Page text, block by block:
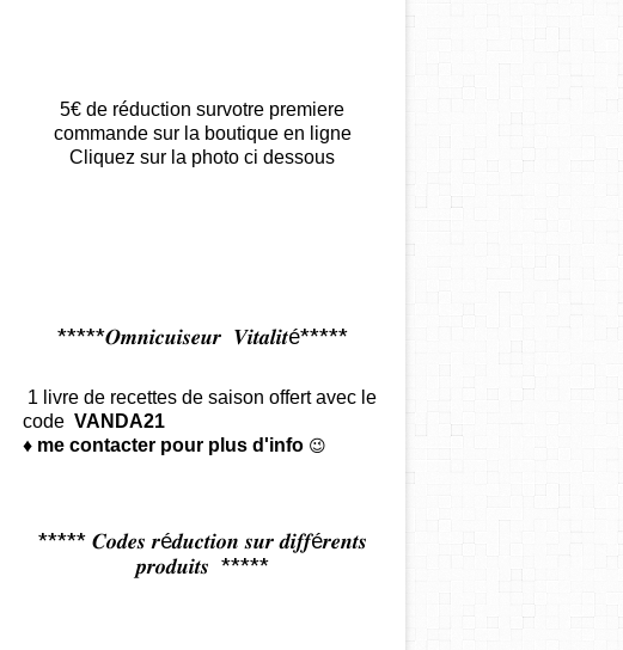
5€ de réduction survotre premiere
commande sur la boutique en ligne
Cliquez sur la photo ci dessous
*****𝑶𝒎𝒏𝒊𝒄𝒖𝒊𝒔𝒆𝒖𝒓 𝑽𝒊𝒕𝒂𝒍𝒊𝒕é*****
1 livre de recettes de saison offertavec le
code VANDA21
♦ me contacter pour plus d'info 😉
***** 𝑪𝒐𝒅𝒆𝒔 𝒓é𝒅𝒖𝒄𝒕𝒊𝒐𝒏 𝒔𝒖𝒓 𝒅𝒊𝒇𝒇é𝒓𝒆𝒏𝒕𝒔
𝒑𝒓𝒐𝒅𝒖𝒊𝒕𝒔 *****